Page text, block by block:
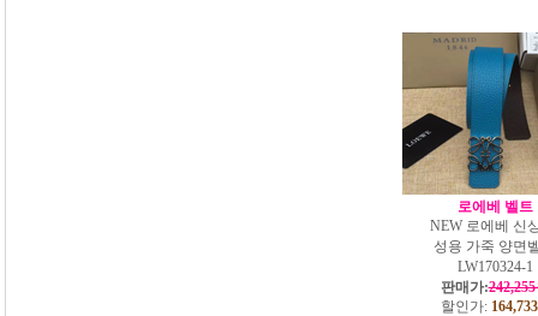
로에베 벨트
NEW 로에베 신
성용 가죽 양면
LW170324-1
판매가:
할인가: 164,733